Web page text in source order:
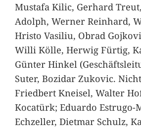
Mustafa Kilic, Gerhard
Adolph, Werner Reinhard,
Hristo Vasiliu, Obrad
Willi Kölle, Herwig Fürtig,
Günter Hinkel
Suter, Bozidar Zukovic.
Friedbert Kneisel, Walter
Kocatürk; Eduardo Estrugo-
Echzeller, Dietmar Schulz,